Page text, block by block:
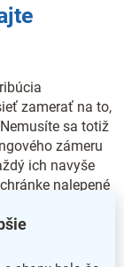
zamerať na to,
sa totiž
zámeru
ich navyše
nalepené
a iné